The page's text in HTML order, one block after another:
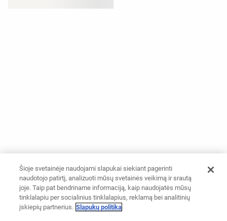
Šioje svetainėje naudojami slapukai siekiant pagerinti
naudotojo patirtį, analizuoti mūsų svetainės veikimą ir srautą
joje. Taip pat bendriname informaciją, kaip naudojatės mūsų
tinklalapiu per socialinius tinklalapius, reklamą bei analitinių
įskiepių partnerius. Slapukų politika